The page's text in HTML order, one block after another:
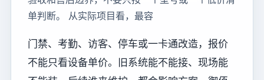
单判断。 从实际项目看，最容
门禁、考勤、访客、停车或一卡通改造，报价
不能只看设备单价。旧系统能不能接、现场能